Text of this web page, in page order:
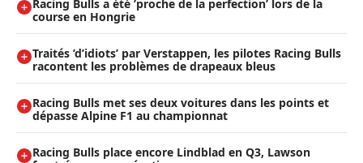
Racing Bulls a été ’proche de la perfection’ lors de la
course en Hongrie
Traités ’d’idiots’ par Verstappen, les pilotes Racing Bulls
racontent les problèmes de drapeaux bleus
Racing Bulls met ses deux voitures dans les points et
dépasse Alpine F1 au championnat
Racing Bulls place encore Lindblad en Q3, Lawson